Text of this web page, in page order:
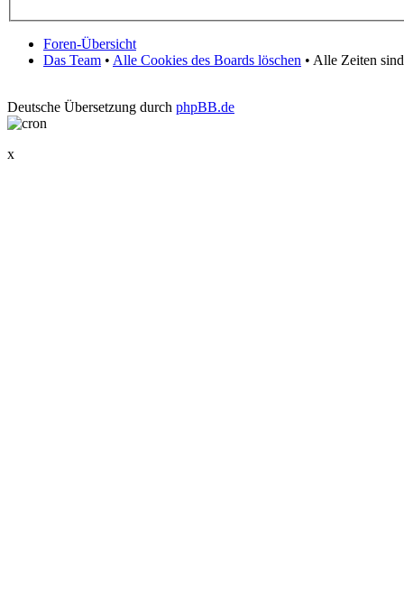
Foren-Übersicht
Das Team • Alle Cookies des Boards löschen • Alle Zeiten
Deutsche Übersetzung durch phpBB.de
x